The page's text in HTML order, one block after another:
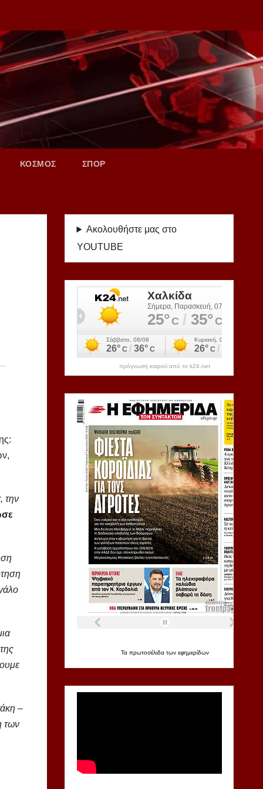
ΚΟΣΜΟΣ ΣΠΟΡ
την
–
των
Ακολουθήστε μας στο
YOUTUBE
πρόγνωση καιρού από το k24.net
Τα πρωτοσέλιδα των εφημερίδων